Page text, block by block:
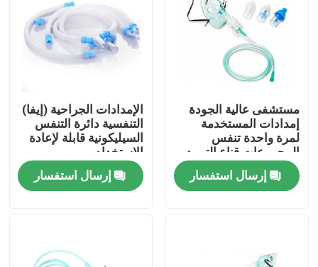
المنزل
فيديوهات
مستشفى عالية الجودة
إمدادات المستخدمة
لمرة واحدة تنفس
المجموعات قناع التبريد
للاستخدام الواحد الكبار
ومجموعةإرسال استفسار
الإمدادات الجراحية (إيفا)
التنفسية دائرة التنفس
السيليكونية قابلة لإعادة
الاستخدام
إرسال استفسار